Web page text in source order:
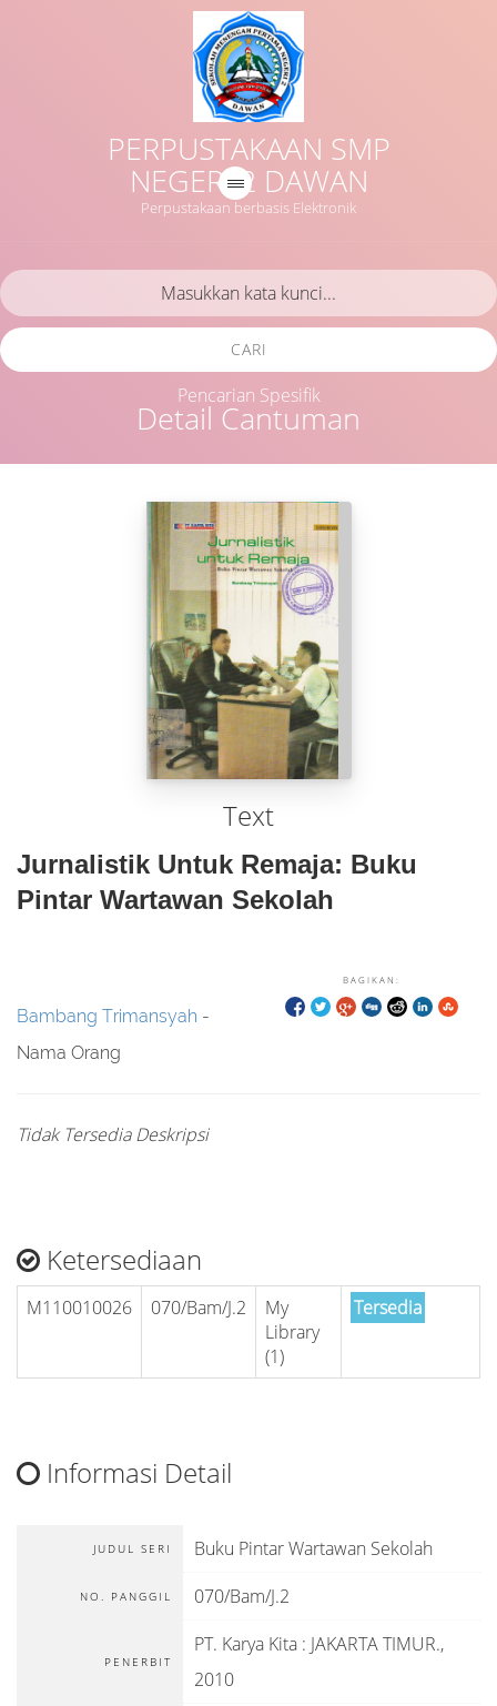
PERPUSTAKAAN SMP
NEGERI 2 DAWAN
Perpustakaan berbasis Elektronik
Detail Cantuman
CARI
Pencarian Spesifik
Text
Jurnalistik Untuk Remaja: Buku
Pintar Wartawan Sekolah
BAGIKAN:
Bambang Trimansyah -
Nama Orang
Tidak Tersedia Deskripsi
Ketersediaan
M110010026 070/Bam/J.2
My
Library
(1)
Tersedia
Informasi Detail
JUDUL SERI Buku Pintar Wartawan Sekolah
NO. PANGGIL 070/Bam/J.2
PENERBIT
PT. Karya Kita : JAKARTA TIMUR.,
2010